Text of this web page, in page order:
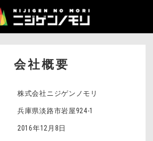
会社概要
株式会社ニジゲンノモリ
兵庫県淡路市岩屋924-1
2016年12月8日